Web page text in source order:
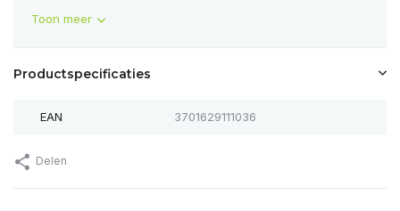
Toon meer
Productspecificaties
EAN 3701629111036
Delen